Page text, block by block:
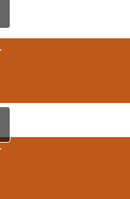
Bild vergrößern